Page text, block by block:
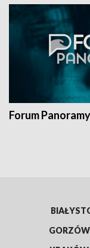
Forum Panoramy